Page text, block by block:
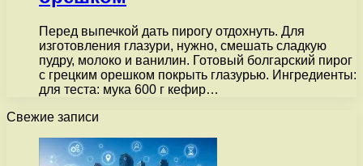
Перед выпечкой дать пирогу отдохнуть. Для
изготовления глазури, нужно, смешать сладкую
пудру, молоко и ванилин. Готовый болгарский пирог
с грецким орешком покрыть глазурью. Ингредиенты:
для теста: мука 600 г кефир…
Свежие записи